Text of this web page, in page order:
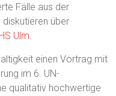
Fälle aus der
über
Ulm.
einen Vortrag mit
im 6. UN-
qualitativ hochwertige